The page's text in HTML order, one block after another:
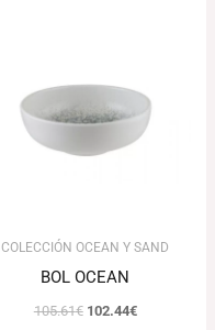
COLECCIÓN OCEAN Y SAND
BOL OCEAN
105.61€ 102.44€
102.44€.